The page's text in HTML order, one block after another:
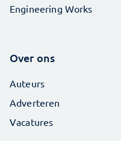
Engineering Works
Over ons
Auteurs
Adverteren
Vacatures